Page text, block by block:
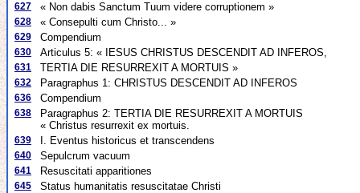
627 « Non dabis Sanctum Tuum videre corruptionem »
628 « Consepulti cum Christo... »
629 Compendium
630 Articulus 5: « IESUS CHRISTUS DESCENDIT AD INFEROS,
631 TERTIA DIE RESURREXIT A MORTUIS »
632 Paragraphus 1: CHRISTUS DESCENDIT AD INFEROS
636 Compendium
638
Paragraphus 2: TERTIA DIE RESURREXIT A MORTUIS
« Christus resurrexit ex mortuis.
639 I. Eventus historicus et transcendens
640 Sepulcrum vacuum
641 Resuscitati apparitiones
645 Status humanitatis resuscitatae Christi